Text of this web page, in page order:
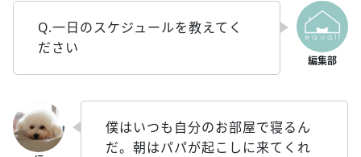
Q.一日のスケジュールを教えてく
ださい
僕はいつも自分のお部屋で寝るん
だ。朝はパパが起こしに来てくれ